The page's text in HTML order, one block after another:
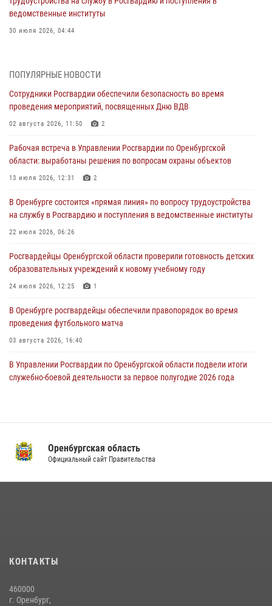
ведомственные институты
30 июля 2026, 04:44
28 июля 2026, 09:41 1
Росгвардейцы обеспечили правопорядок на праздновании Дня
ВМФ в Оренбурге
27 июля 2026, 14:36 2
Росгвардейцы предотвратили трагедию: спасен мужчина в тяжелой
жизненной ситуации (ВИДЕО)
26 июля 2026, 14:45 1
Росгвардейцы Оренбургской области проверили готовность детских
образовательных учреждений к новому учебному году
24 июля 2026, 12:25
При силовой поддержке ОМОН «Кобра» Росгвардии в Оренбурге
проведён рейд по строительным объектам
23 июля 2026, 10:47
ПОПУЛЯРНЫЕ НОВОСТИ
Сотрудники Росгвардии обеспечили безопасность во время
проведения мероприятий, посвященных Дню ВДВ
02 августа 2026, 11:50 2
Рабочая встреча в Управлении Росгвардии по Оренбургской
области: выработаны решения по вопросам охраны объектов
13 июля 2026, 12:31 2
В Оренбурге состоится «прямая линия» по вопросу трудоустройства
на службу в Росгвардию и поступления в ведомственные институты
22 июля 2026, 06:26
Росгвардейцы Оренбургской области проверили готовность детских
образовательных учреждений к новому учебному году
24 июля 2026, 12:25 1
В Оренбурге росгвардейцы обеспечили правопорядок во время
проведения футбольного матча
03 августа 2026, 16:40
В Управлении Росгвардии по Оренбургской области подвели итоги
служебно-боевой деятельности за первое полугодие 2026 года
14 июля 2026, 10:43
При силовой поддержке ОМОН «Кобра» Росгвардии в Оренбурге
Оренбургская область
Официальный сайт Правительства
КОНТАКТЫ
460000
г. Оренбург,